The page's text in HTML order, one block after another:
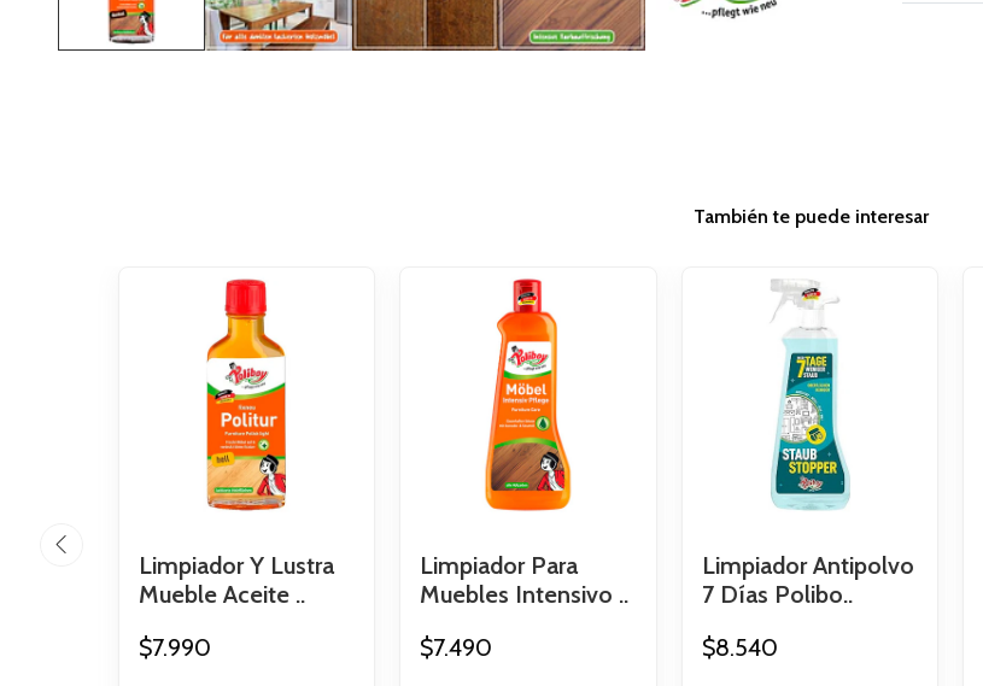
También te puede interesar
Limpiador Y Lustra
Mueble Aceite ..
$7.990
Limpiador Para
Muebles Intensivo ..
$7.490
Limpiador Antipolvo
7 Días Polibo..
$8.540